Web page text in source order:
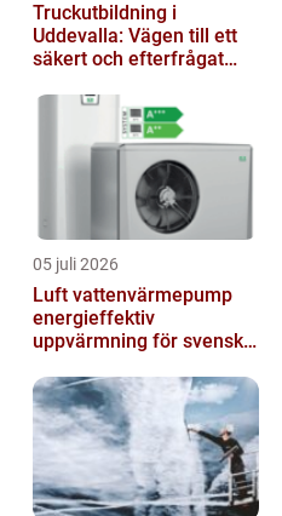
Truckutbildning i
Uddevalla: Vägen till ett
säkert och efterfrågat
05 juli 2026
Luft vattenvärmepump
energieffektiv
uppvärmning för svenska